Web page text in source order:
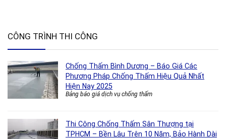
CÔNG TRÌNH THI CÔNG
Chống Thấm Bình Dương – Báo Giá Các
Phương Pháp Chống Thấm Hiệu Quả Nhất
Hiện Nay 2025
Bảng báo giá dịch vụ chống thấm
Thi Công Chống Thấm Sân Thượng tại
TPHCM – Bền Lâu Trên 10 Năm, Bảo Hành Dài